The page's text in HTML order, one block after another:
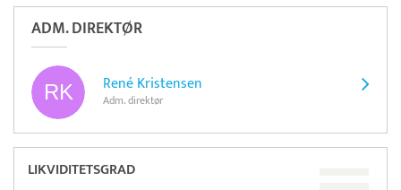
ADM. DIREKTØR
René Kristensen
Adm. direktør
LIKVIDITETSGRAD